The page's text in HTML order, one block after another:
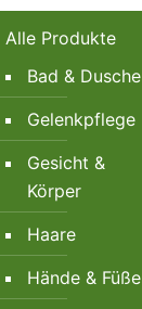
Alle Produkte
Bad & Dusche
Gelenkpflege
Gesicht &
Körper
Haare
Hände & Füße